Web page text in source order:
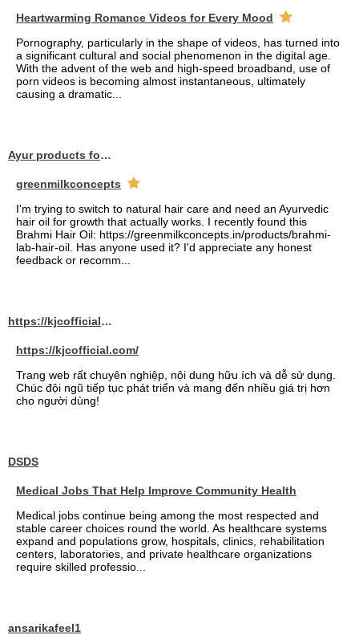
Heartwarming Romance Videos for Every Mood
Pornography, particularly in the shape of videos, has turned into
a significant cultural and social phenomenon in the digital age.
With the advent of the web and high-speed broadband, use of
porn videos is becoming almost instantaneous, ultimately
causing a dramatic...
Ayur products for hair
greenmilkconcepts
I'm trying to switch to natural hair care and need an Ayurvedic
hair oil for growth that actually works. I recently found this
Brahmi Hair Oil: https://greenmilkconcepts.in/products/brahmi-
lab-hair-oil. Has anyone used it? I'd appreciate any honest
feedback or recomm...
https://kjcofficial.com/
https://kjcofficial.com/
Trang web rất chuyên nghiệp, nội dung hữu ích và dễ sử dụng.
Chúc đội ngũ tiếp tục phát triển và mang đến nhiều giá trị hơn
cho người dùng!
DSDS
Medical Jobs That Help Improve Community Health
Medical jobs continue being among the most respected and
stable career choices round the world. As healthcare systems
expand and populations grow, hospitals, clinics, rehabilitation
centers, laboratories, and private healthcare organizations
require skilled professio...
ansarikafeel1